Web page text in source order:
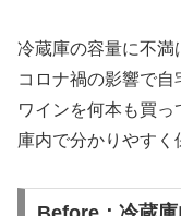
冷蔵庫の容量に不満
コロナ禍の影響で自
ワインを何本も買
庫内で分かりやすく